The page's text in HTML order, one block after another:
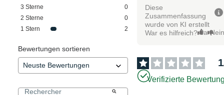
3 Sterne
0
2 Sterne
0
1 Stern 2
Bewertungen sortieren
Diese
Zusammenfassung
wurde von KI erstellt
War es hilfreich? Ja
1
Verifizierte